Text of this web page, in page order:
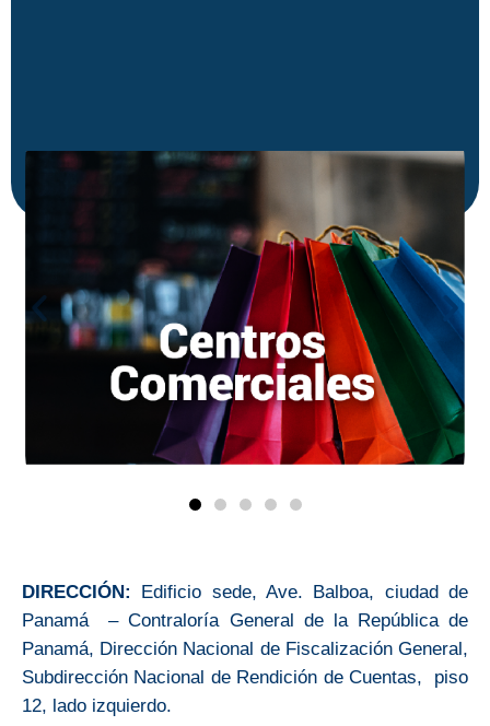
DIRECCIÓN:
Edificio sede, Ave. Balboa, ciudad de
Panamá – Contraloría General de la República de
Panamá, Dirección Nacional de Fiscalización General,
Subdirección Nacional de Rendición de Cuentas, piso
12, lado izquierdo.